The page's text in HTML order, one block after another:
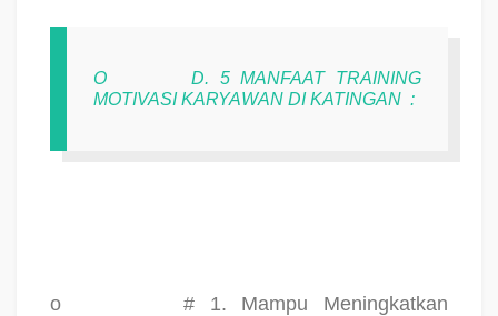
O
D. 5 MANFAAT TRAINING
MOTIVASI KARYAWAN DI KATINGAN :
o
# 1. Mampu Meningkatkan